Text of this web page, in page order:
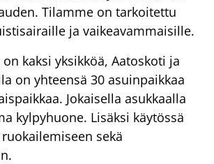
Tilamme on tarkoitettu
ja vaikeavammaisille.
kaksi yksikköä, Aatoskoti ja
on yhteensä 30 asuinpaikkaa
Jokaisella asukkaalla
kylpyhuone. Lisäksi käytössä
sekä